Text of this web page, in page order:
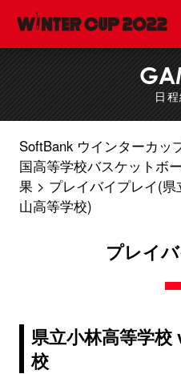
日
SoftBank ウインターカッ
国高等学校バスケットボ
果
プレイバイプレイ(
山高等学校)
プレイ
県立小林高等学校
校